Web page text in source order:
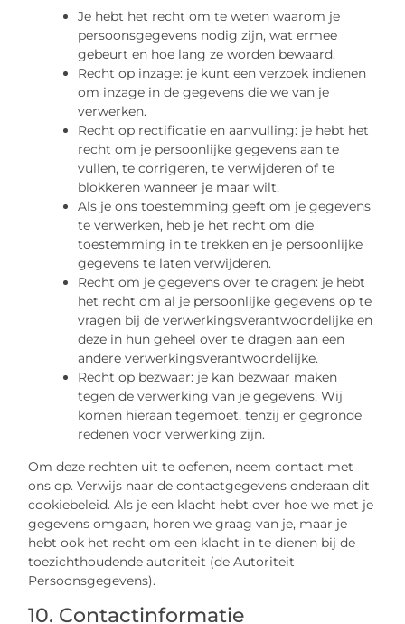
Je hebt het recht om te weten waarom je
persoonsgegevens nodig zijn, wat ermee
gebeurt en hoe lang ze worden bewaard.
Recht op inzage: je kunt een verzoek indienen
om inzage in de gegevens die we van je
verwerken.
Recht op rectificatie en aanvulling: je hebt het
recht om je persoonlijke gegevens aan te
vullen, te corrigeren, te verwijderen of te
blokkeren wanneer je maar wilt.
Als je ons toestemming geeft om je gegevens
te verwerken, heb je het recht om die
toestemming in te trekken en je persoonlijke
gegevens te laten verwijderen.
Recht om je gegevens over te dragen: je hebt
het recht om al je persoonlijke gegevens op te
vragen bij de verwerkingsverantwoordelijke en
deze in hun geheel over te dragen aan een
andere verwerkingsverantwoordelijke.
Recht op bezwaar: je kan bezwaar maken
tegen de verwerking van je gegevens. Wij
komen hieraan tegemoet, tenzij er gegronde
redenen voor verwerking zijn.
Om deze rechten uit te oefenen, neem contact met
ons op. Verwijs naar de contactgegevens onderaan dit
cookiebeleid. Als je een klacht hebt over hoe we met je
gegevens omgaan, horen we graag van je, maar je
hebt ook het recht om een klacht in te dienen bij de
toezichthoudende autoriteit (de Autoriteit
Persoonsgegevens).
10. Contactinformatie